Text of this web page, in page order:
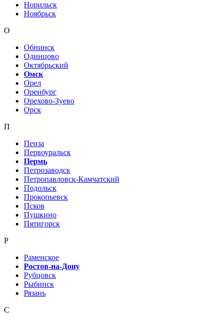
Норильск
Ноябрьск
О
Обнинск
Одинцово
Октябрьский
Омск
Орел
Оренбург
Орехово-Зуево
Орск
П
Пенза
Первоуральск
Пермь
Петрозаводск
Петропавловск-Камчатский
Подольск
Прокопьевск
Псков
Пушкино
Пятигорск
Р
Раменское
Ростов-на-Дону
Рубцовск
Рыбинск
Рязань
С